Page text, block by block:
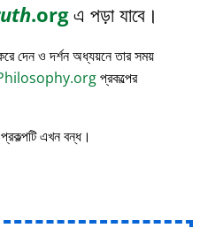
.orgএ পড়া যাবে।
দেন ও দর্শন অধ্যয়নে তার সময়
প্রকল্পের
প্রকল্পটি এখন বন্ধ।